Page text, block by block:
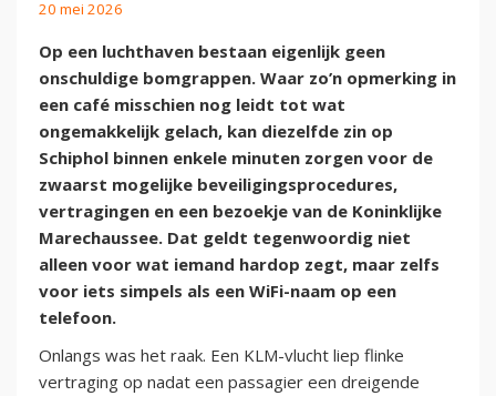
20 mei 2026
Op een luchthaven bestaan eigenlijk geen
onschuldige bomgrappen. Waar zo’n opmerking in
een café misschien nog leidt tot wat
ongemakkelijk gelach, kan diezelfde zin op
Schiphol binnen enkele minuten zorgen voor de
zwaarst mogelijke beveiligingsprocedures,
vertragingen en een bezoekje van de Koninklijke
Marechaussee. Dat geldt tegenwoordig niet
alleen voor wat iemand hardop zegt, maar zelfs
voor iets simpels als een WiFi-naam op een
telefoon.
Onlangs was het raak. Een KLM-vlucht liep flinke
vertraging op nadat een passagier een dreigende